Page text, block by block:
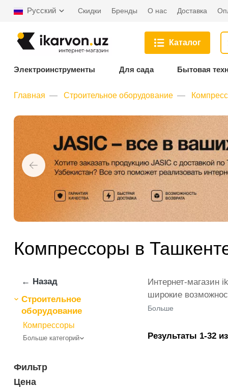
Русский Скидки Бренды О нас Доставка
Каталог
Электроинструменты Для сада Бытовая
Главная Строительное оборудование
Компрессоры в
← Назад
Строительное
оборудование
Компрессоры
Больше категорий
Фильтр
Цена
Интернет-магазин
широкие
можно приобрести
скидки и проводим
Больше
Результаты 1-32